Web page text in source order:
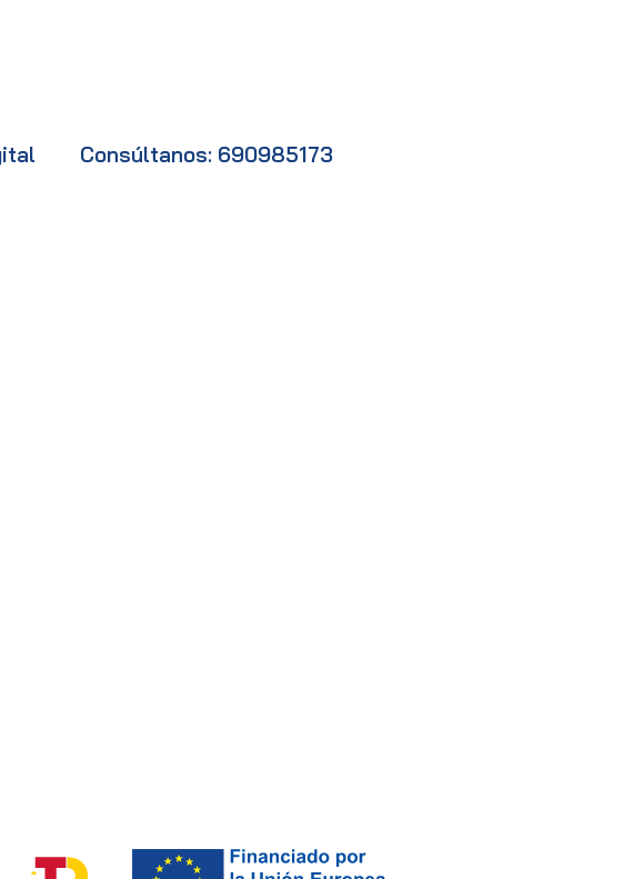
Consúltanos: 690985173